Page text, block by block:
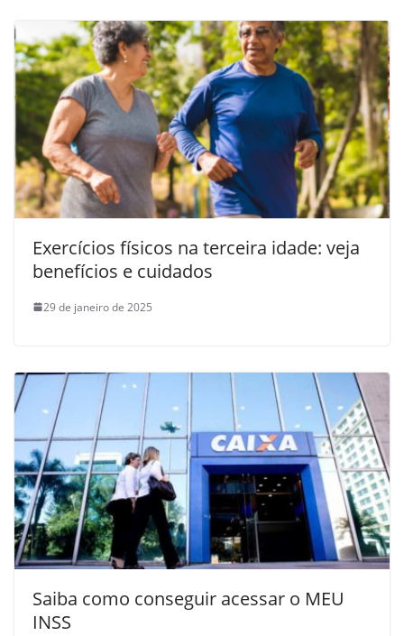
Exercícios físicos na terceira idade: veja
benefícios e cuidados
29 de janeiro de 2025
Saiba como conseguir acessar o MEU
INSS